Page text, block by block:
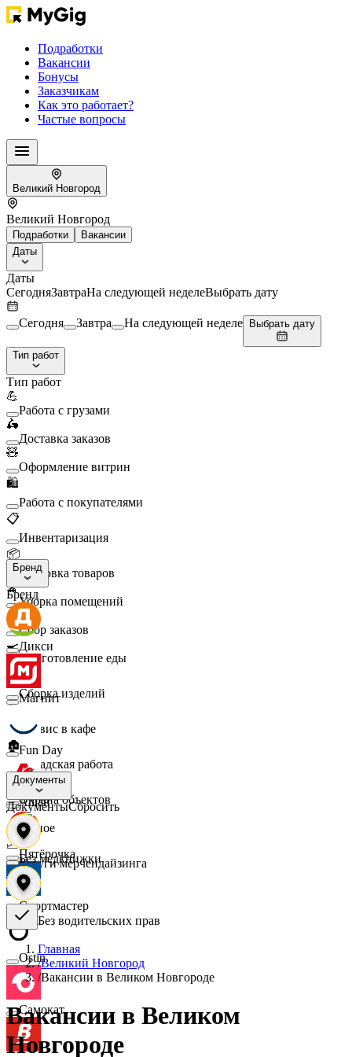
Подработки
Вакансии
Бонусы
Заказчикам
Как это работает?
Частые вопросы
Великий Новгород
Великий Новгород
Подработки
Вакансии
Даты
Даты
СегодняЗавтраНа следующей неделеВыбрать дату
Сегодня Завтра На следующей неделе Выбрать дату
Тип работ
Тип работ
💪
Работа с грузами
🛵
Доставка заказов
🧸
Оформление витрин
🛍️
Работа с покупателями
📋
Инвентаризация
📦
Упаковка товаров
🧹
Уборка помещений
🛒
Сбор заказов
🍳
Приготовление еды
🛠️
Сборка изделий
☕
Сервис в кафе
🏚️
Складская работа
🛡️
Охрана объектов
🔎
Разное
📈
Услуги мерчендайзинга
Бренд
Бренд
Дикси
Магнит
Fun Day
Ашан
Пятёрочка
Спортмастер
Ostin
Самокат
Документы
ДокументыСбросить
Без медкнижки
Без водительских прав
Главная
/Великий Новгород
/Вакансии в Великом Новгороде
Вакансии в Великом
Новгороде